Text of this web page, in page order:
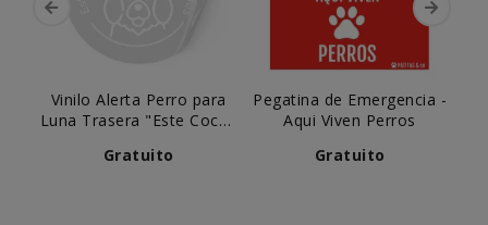
Vinilo Alerta Perro para
Luna Trasera "Este Coche
Pelos"
Gratuito
Pegatina de Emergencia -
Aqui Viven Perros
Gratuito